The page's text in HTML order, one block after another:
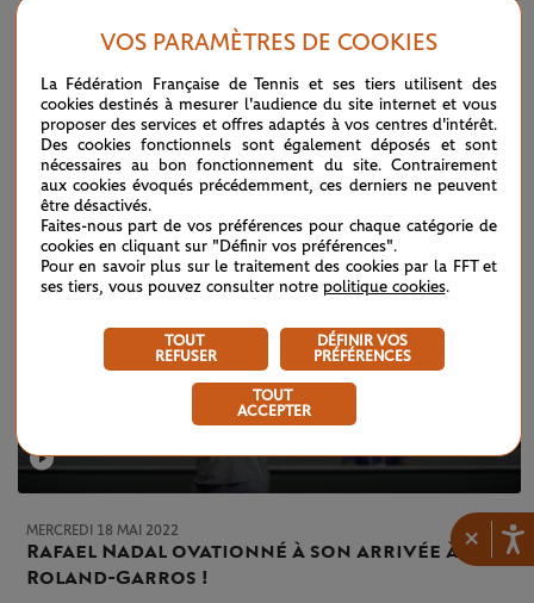
×
JEUDI 19 MAI 2022
EN DIRECT : premiers qualifiés et tirage
effectué
MERCREDI 18 MAI 2022
Rafael Nadal ovationné à son arrivée à
Roland-Garros !
VOS PARAMÈTRES DE COOKIES
La Fédération Française de Tennis et ses tiers utilisent des
cookies destinés à mesurer l'audience du site internet et vous
proposer des services et offres adaptés à vos centres d'intérêt.
Des cookies fonctionnels sont également déposés et sont
nécessaires au bon fonctionnement du site. Contrairement
aux cookies évoqués précédemment, ces derniers ne peuvent
être désactivés.
Faites-nous part de vos préférences pour chaque catégorie de
cookies en cliquant sur "Définir vos préférences".
Pour en savoir plus sur le traitement des cookies par la FFT et
ses tiers, vous pouvez consulter notre politique cookies.
TOUT
REFUSER
DÉFINIR VOS
PRÉFÉRENCES
TOUT
ACCEPTER